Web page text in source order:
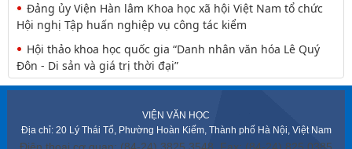
Đảng ủy Viện Hàn lâm Khoa học xã hội Việt Nam tổ chức
Hội nghị Tập huấn nghiệp vụ công tác kiểm
Hội thảo khoa học quốc gia “Danh nhân văn hóa Lê Quý
Đôn - Di sản và giá trị thời đại”
VIỆN VĂN HỌC
Địa chỉ: 20 Lý Thái Tổ, Phường Hoàn Kiếm, Thành phố Hà Nội, Việt Nam